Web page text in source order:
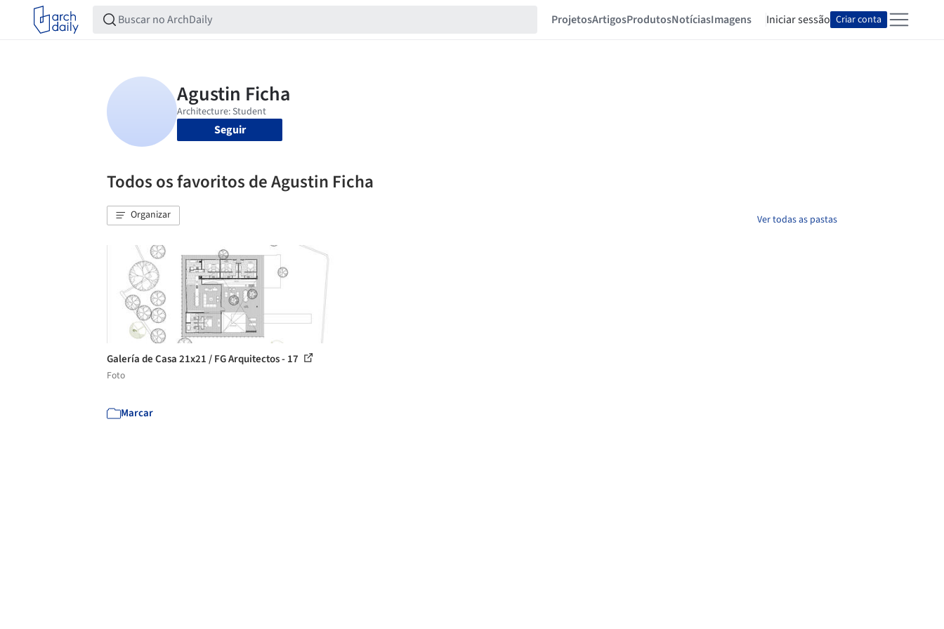
ProjetosArtigosProdutosNotíciasImagens Iniciar sessão Criar conta
Seguir
Todos os favoritos de Agustin Ficha
Organizar Ver todas as pastas
Galería de Casa 21x21 / FG Arquitectos - 17
Foto
Marcar